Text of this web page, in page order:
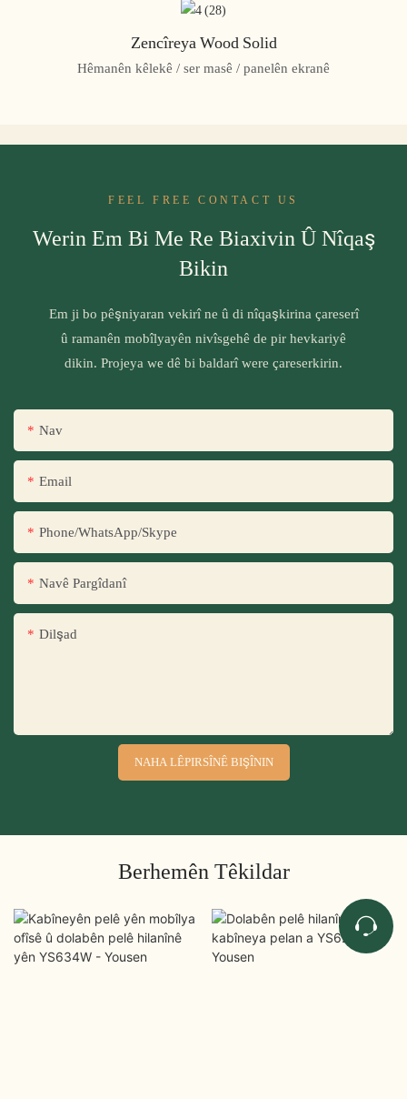
Zencîreya Wood Solid
Hêmanên kêlekê / ser masê / panelên ekranê
FEEL FREE CONTACT US
Werin Em Bi Me Re Biaxivin Û Nîqaş
Bikin
Em ji bo pêşniyaran vekirî ne û di nîqaşkirina çareserî
û ramanên mobîlyayên nivîsgehê de pir hevkariyê
dikin. Projeya we dê bi baldarî were çareserkirin.
Nav
Email
Phone/WhatsApp/Skype
Navê Pargîdanî
Dilşad
NAHA LÊPIRSÎNÊ BIŞÎNIN
Berhemên Têkildar